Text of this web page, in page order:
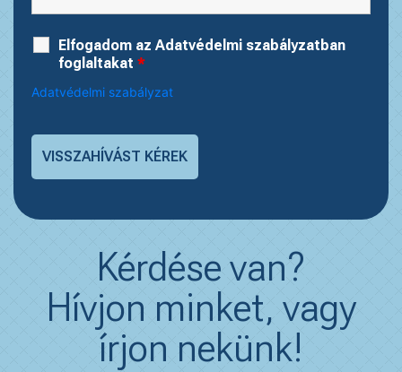
Elfogadom az Adatvédelmi szabályzatban
foglaltakat *
Adatvédelmi szabályzat
Kérdése van?
Hívjon minket, vagy
írjon nekünk!